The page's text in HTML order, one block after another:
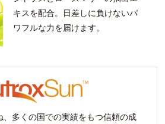
キスを配合。 日差しに負けないパ
ワフルな力を届けます。
、多くの国での実績をもつ信頼の成